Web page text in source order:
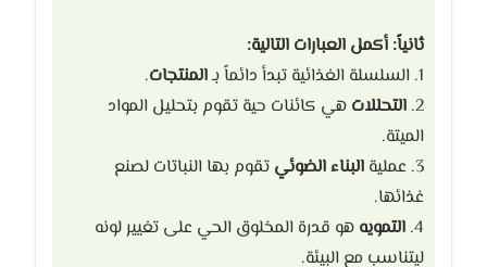
ثانياً: أكمل العبارات التالية:
1. السلسلة الغذائية تبدأ دائماً بـ
المنتجات.
2. التحللات هي كائنات حية تقوم بتحليل المواد
الميتة.
3. عملية
البناء الضوئي تقوم بها النباتات لصنع
غذائها.
4. التمويه هو قدرة المخلوق الحي على تغيير لونه
ليتناسب مع البيئة.